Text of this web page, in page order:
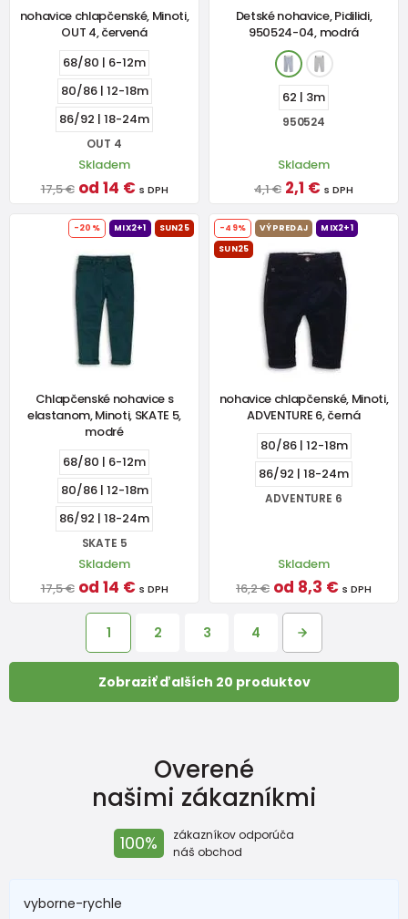
nohavice chlapčenské, Minoti,
OUT 4, červená
68/80 | 6-12m
80/86 | 12-18m
86/92 | 18-24m
OUT 4
Skladem
17,5 € od 14 € s DPH
Detské nohavice, Pidilidi,
950524-04, modrá
62 | 3m
950524
Skladem
4,1 € 2,1 € s DPH
-20% MIX2+1 SUN25
Chlapčenské nohavice s
elastanom, Minoti, SKATE 5,
modré
68/80 | 6-12m
80/86 | 12-18m
86/92 | 18-24m
SKATE 5
Skladem
17,5 € od 14 € s DPH
-49% VÝPREDAJ
MIX2+1
SUN25
nohavice chlapčenské, Minoti,
ADVENTURE 6, černá
80/86 | 12-18m
86/92 | 18-24m
ADVENTURE 6
Skladem
16,2 € od 8,3 € s DPH
1 2 3 4
Zobraziť ďalších 20 produktov
Overené
našimi zákazníkmi
100%
zákazníkov odporúča
náš obchod
vyborne-rychle